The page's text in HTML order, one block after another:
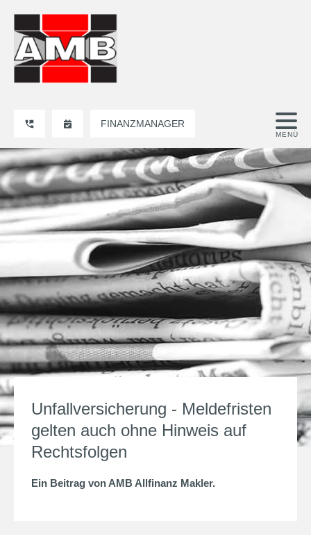
FINANZMANAGER
Unfallversicherung - Meldefristen
gelten auch ohne Hinweis auf
Rechtsfolgen
Ein Beitrag von AMB Allfinanz Makler.